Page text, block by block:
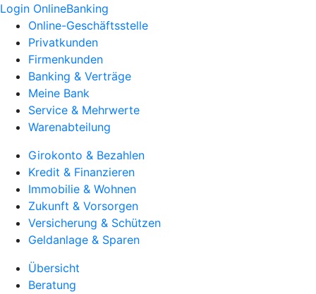
Login OnlineBanking
Online-Geschäftsstelle
Privatkunden
Firmenkunden
Banking & Verträge
Meine Bank
Service & Mehrwerte
Warenabteilung
Girokonto & Bezahlen
Kredit & Finanzieren
Immobilie & Wohnen
Zukunft & Vorsorgen
Versicherung & Schützen
Geldanlage & Sparen
Übersicht
Beratung